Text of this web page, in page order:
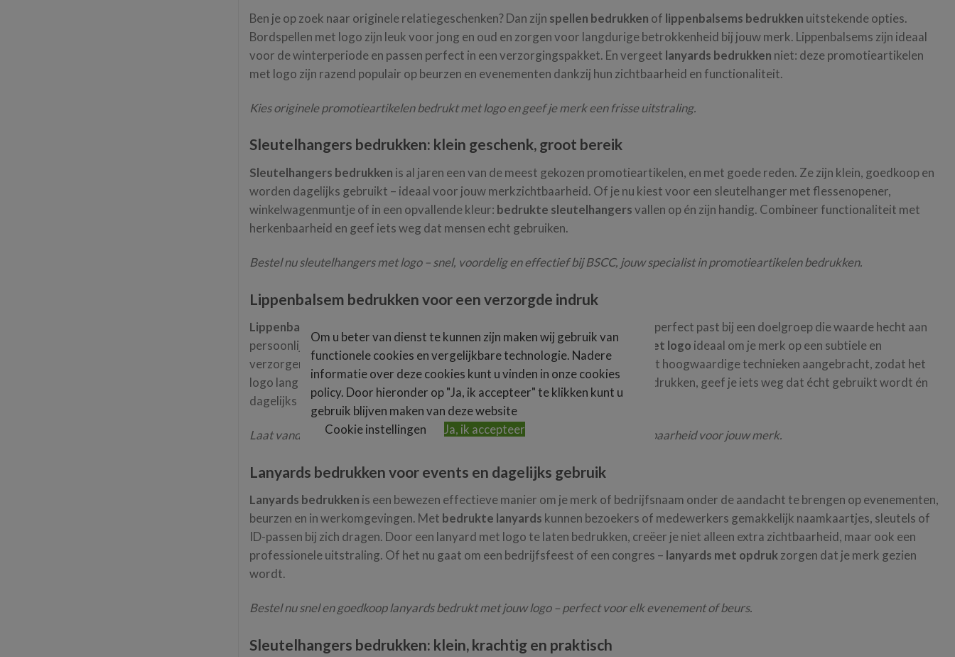
Ben je op zoek naar originele relatiegeschenken? Dan zijn spellen bedrukken of lippenbalsems bedrukken uitstekende opties.
Bordspellen met logo zijn leuk voor jong en oud en zorgen voor langdurige betrokkenheid bij jouw merk. Lippenbalsems zijn ideaal
voor de winterperiode en passen perfect in een verzorgingspakket. En vergeet lanyards bedrukken niet: deze promotieartikelen
met logo zijn razend populair op beurzen en evenementen dankzij hun zichtbaarheid en functionaliteit.
Kies originele promotieartikelen bedrukt met logo en geef je merk een frisse uitstraling.
Sleutelhangers bedrukken: klein geschenk, groot bereik
Sleutelhangers bedrukken is al jaren een van de meest gekozen promotieartikelen, en met goede reden. Ze zijn klein, goedkoop en
worden dagelijks gebruikt – ideaal voor jouw merkzichtbaarheid. Of je nu kiest voor een sleutelhanger met flessenopener,
winkelwagenmuntje of in een opvallende kleur: bedrukte sleutelhangersvallen op én zijn handig. Combineer functionaliteit met
herkenbaarheid en geef iets weg dat mensen echt gebruiken.
Bestel nu sleutelhangers met logo – snel, voordelig en effectief bij BSCC, jouw specialist in promotieartikelen bedrukken.
Lippenbalsem bedrukken voor een verzorgde indruk
Lippenbalsem bedrukken
is een origineel en functioneel relatiegeschenk dat perfect past bij een doelgroep die waarde hecht aan
persoonlijke verzorging. Vooral in de koudere maanden zijnlippenbalsems met logo ideaal om je merk op een subtiele en
verzorgende manier onder de aandacht te brengen. De bedrukking wordt met hoogwaardige technieken aangebracht, zodat het
logo lang zichtbaar blijft, zelfs bij dagelijks gebruik. Door lippenbalsems te bedrukken, geef je iets weg dat écht gebruikt wordt én
dagelijks in beeld komt.
Laat vandaag nog lippenbalsem bedrukken en combineer verzorging met zichtbaarheid voor jouw merk.
Lanyards bedrukken voor events en dagelijks gebruik
Lanyards bedrukken is een bewezen effectieve manier om je merk of bedrijfsnaam onder de aandacht te brengen op evenementen,
beurzen en in werkomgevingen. Met bedrukte lanyards kunnen bezoekers of medewerkers gemakkelijk naamkaartjes, sleutels of
ID-passen bij zich dragen. Door een lanyard met logo te laten bedrukken, creëer je niet alleen extra zichtbaarheid, maar ook een
professionele uitstraling. Of het nu gaat om een bedrijfsfeest of een congres – lanyards met opdrukzorgen dat je merk gezien
wordt.
Bestel nu snel en goedkoop lanyards bedrukt met jouw logo – perfect voor elk evenement of beurs.
Sleutelhangers bedrukken: klein, krachtig en praktisch
Om u beter van dienst te kunnen zijn maken wij gebruik van
functionele cookies en vergelijkbare technologie. Nadere
informatie over deze cookies kunt u vinden in onze cookies
policy. Door hieronder op "Ja, ik accepteer" te klikken kunt u
gebruik blijven maken van deze website
Cookie instellingen
Ja, ik accepteer